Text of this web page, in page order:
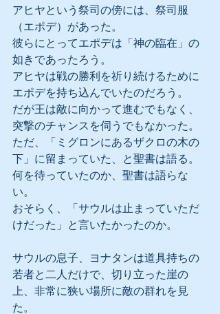
アヒヤという祭司の傍には、祭司服
（エポデ）があった。
彼らにとってエポデは「神の臨在」の
如きであったろう。
アヒヤは戦の勝利を祈り続けるために
エポデを持ち込んでいたのだろう。
だが王は敵に向かって進むでもなく、
突撃のチャンスを伺うでもなかった。
ただ、「ミグロンにあるザクロの木の
下」に留まっていた、と聖書は語る。
何を待っていたのか、聖書は語らな
い。
おそらく、「サウルは止まっていただ
けだった」と言いたかったのか。
サウルの息子、ヨナタンは道具持ちの
若者と二人だけで、切り立った崖の
上、非常に狭い場所に敵の群れを見
た。